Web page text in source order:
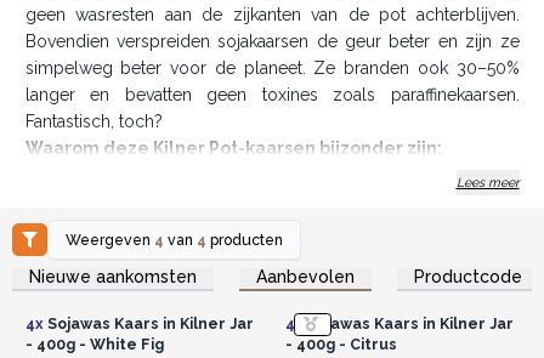
geen wasresten aan de zijkanten van de pot achterblijven.
Bovendien verspreiden sojakaarsen de geur beter en zijn ze
simpelweg beter voor de planeet. Ze branden ook 30–50%
langer en bevatten geen toxines zoals paraffinekaarsen.
Fantastisch, toch?
Waarom deze Kilner Pot-kaarsen bijzonder zijn:
parfumoliën
Geleverd in een prachtige displaybox
Veganistisch, plasticvrij & niet getest op dieren
Lees meer
Weergeven 4 van 4 producten
Nieuwe aankomsten Aanbevolen Productcode
Log in of registreer u voor
groothandelsprijzen.
4xSojawas Kaars in Kilner Jar
- 400g - White Fig
Log in of registreer u voor
groothandelsprijzen.
4x Sojawas Kaars in Kilner Jar
- 400g - Citrus